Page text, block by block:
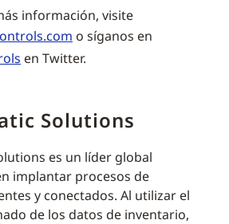
información, visite
o síganos en
en Twitter.
Solutions
es un líder global
implantar procesos de
y conectados. Al utilizar el
de los datos de inventario,